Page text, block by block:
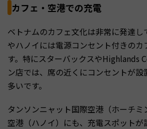
カフェ・空港での充電
ベトナムのカフェ文化は非常に発達し
やハノイには電源コンセント付きのカ
す。特にスターバックスやHighlands
ン店では、席の近くにコンセントが
多いです。
タンソンニャット国際空港（ホーチ
空港（ハノイ）にも、充電スポットが